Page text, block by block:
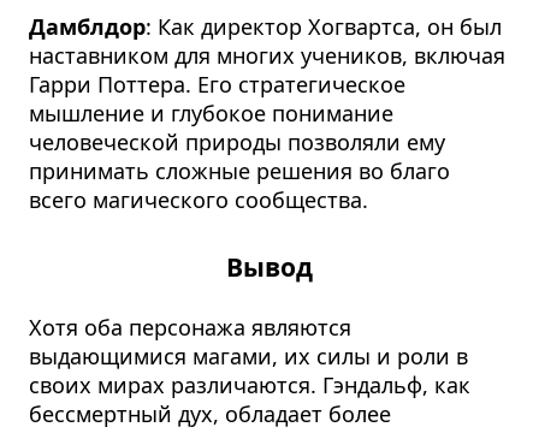
Дамблдор: Как директор Хогвартса, он был
наставником для многих учеников, включая
Гарри Поттера. Его стратегическое
мышление и глубокое понимание
человеческой природы позволяли ему
принимать сложные решения во благо
всего магического сообщества.
Вывод
Хотя оба персонажа являются
выдающимися магами, их силы и роли в
своих мирах различаются. Гэндальф, как
бессмертный дух, обладает более